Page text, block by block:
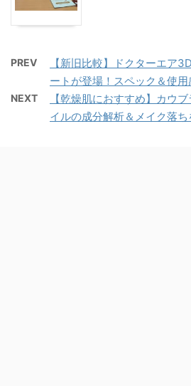
PREV
【新旧比較】ドクターエア
ートが登場！スペック＆使
NEXT
【乾燥肌におすすめ】カウ
イルの成分解析＆メイク落